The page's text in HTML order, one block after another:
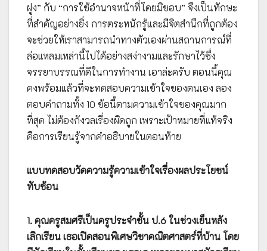
ฝูง” กับ “การใช้อำนาจหน้าที่โดยมิชอบ” จึงเป็นทักษะ
ที่สำคัญอย่างยิ่ง การตระหนักรู้และมีจิตสำนึกที่ถูกต้อง
จะช่วยให้เราสามารถนำทางตัวเองผ่านสถานการณ์ที่
ล่อแหลมเหล่านี้ไปได้อย่างสง่างามและรักษาไว้ซึ่ง
จรรยาบรรณที่ดีในการทำงาน เอาล่ะครับ ตอนนี้คุณ
คงพร้อมแล้วที่จะทดสอบความเข้าใจของตนเอง ลอง
ตอบคำถามทั้ง 10 ข้อนี้ตามความเข้าใจของคุณมาก
ที่สุด ไม่ต้องกังวลเรื่องผิดถูก เพราะเป้าหมายที่แท้จริง
คือการเรียนรู้จากคำอธิบายในตอนท้าย
แบบทดสอบวัดความรู้ความเข้าใจเรื่องผลประโยชน์
ทับซ้อน
1. คุณครูสมศรีเป็นครูประจำชั้น ป.6 ในช่วงเย็นหลัง
เลิกเรียน เธอเปิดสอนพิเศษวิชาคณิตศาสตร์ที่บ้าน โดย